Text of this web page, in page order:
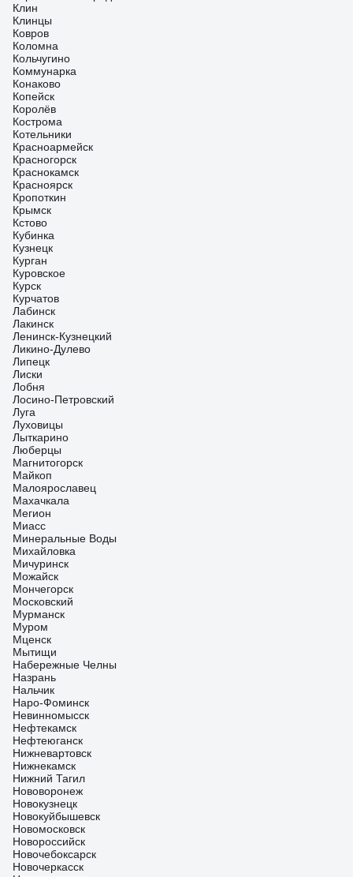
Клин
Клинцы
Ковров
Коломна
Кольчугино
Коммунарка
Конаково
Копейск
Королёв
Кострома
Котельники
Красноармейск
Красногорск
Краснокамск
Красноярск
Кропоткин
Крымск
Кстово
Кубинка
Кузнецк
Курган
Куровское
Курск
Курчатов
Лабинск
Лакинск
Ленинск-Кузнецкий
Ликино-Дулево
Липецк
Лиски
Лобня
Лосино-Петровский
Луга
Луховицы
Лыткарино
Люберцы
Магнитогорск
Майкоп
Малоярославец
Махачкала
Мегион
Миасс
Минеральные Воды
Михайловка
Мичуринск
Можайск
Мончегорск
Московский
Мурманск
Муром
Мценск
Мытищи
Набережные Челны
Назрань
Нальчик
Наро-Фоминск
Невинномысск
Нефтекамск
Нефтеюганск
Нижневартовск
Нижнекамск
Нижний Тагил
Нововоронеж
Новокузнецк
Новокуйбышевск
Новомосковск
Новороссийск
Новочебоксарск
Новочеркасск